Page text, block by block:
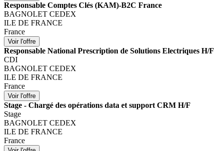
Responsable Comptes Clés (KAM)-B2C France
BAGNOLET CEDEX
ILE DE FRANCE
France
Responsable National Prescription de Solutions Electriques H/F
CDI
BAGNOLET CEDEX
ILE DE FRANCE
France
Stage - Chargé des opérations data et support CRM H/F
Stage
BAGNOLET CEDEX
ILE DE FRANCE
France